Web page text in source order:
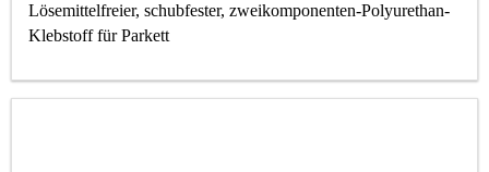
Lösemittelfreier, schubfester, zweikomponenten-Polyurethan-
Klebstoff für Parkett